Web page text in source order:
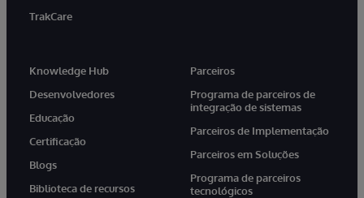
TrakCare
Knowledge Hub
Desenvolvedores
Educação
Certificação
Blogs
Biblioteca de recursos
Parceiros
Programa de parceiros de
integração de sistemas
Parceiros de Implementação
Parceiros em Soluções
Programa de parceiros
tecnológicos